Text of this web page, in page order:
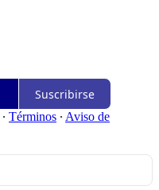
Suscribirse
∙ Términos ∙ Aviso de